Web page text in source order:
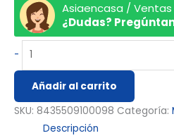
Asiaencasa /
¿Dudas?
-
Añadir al carrito
SKU: 8435509100098 Categoría:
Descripción